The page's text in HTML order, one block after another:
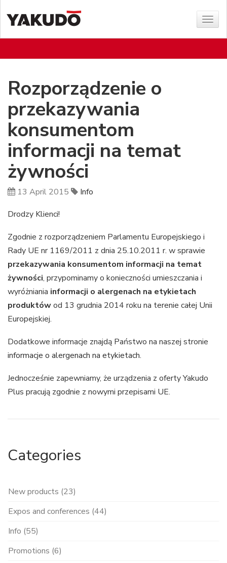
Show
menu
Rozporządzenie o
przekazywania
konsumentom
informacji na temat
żywności
13 April 2015
Info
Drodzy Klienci!
Zgodnie z rozporządzeniem Parlamentu Europejskiego i
Rady UE nr 1169/2011 z dnia 25.10.2011 r. w sprawie
przekazywania konsumentom informacji na temat
żywności, przypominamy o konieczności umieszczania i
wyróżniania informacji o alergenach na etykietach
produktówod 13 grudnia 2014 roku na terenie całej Unii
Europejskiej.
Dodatkowe informacje znajdą Państwo na naszej stronie
informacje o alergenach na etykietach.
Jednocześnie zapewniamy, że urządzenia z oferty Yakudo
Plus pracują zgodnie z nowymi przepisami UE.
Categories
New products (23)
Expos and conferences (44)
Info (55)
Promotions (6)